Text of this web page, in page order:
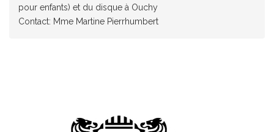
pour enfants) et du disque à Ouchy
Contact: Mme Martine Pierrhumbert